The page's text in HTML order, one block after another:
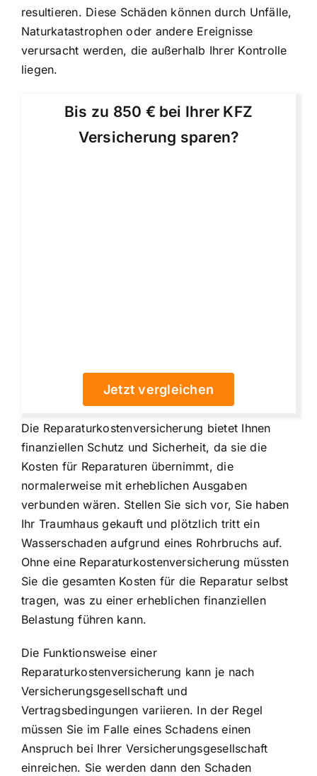
resultieren. Diese Schäden können durch Unfälle,
Naturkatastrophen oder andere Ereignisse
verursacht werden, die außerhalb Ihrer Kontrolle
liegen.
Bis zu 850 € bei Ihrer KFZ
Versicherung sparen?
Jetzt vergleichen
Die Reparaturkostenversicherung bietet Ihnen
finanziellen Schutz und Sicherheit, da siedie
Kosten für Reparaturen übernimmt, die
normalerweise mit erheblichen Ausgaben
verbunden wären. Stellen Sie sich vor, Sie haben
Ihr Traumhaus gekauft und plötzlich tritt ein
Wasserschaden aufgrund eines Rohrbruchs auf.
Ohne eine Reparaturkostenversicherung müssten
Sie die gesamten Kosten für die Reparatur selbst
tragen, was zu einer erheblichen finanziellen
Belastung führen kann.
Die Funktionsweise einer
Reparaturkostenversicherung kann je nach
Versicherungsgesellschaft und
Vertragsbedingungen variieren. In der Regel
müssen Sie im Falle eines Schadens einen
Anspruch bei Ihrer Versicherungsgesellschaft
einreichen. Sie werden dann den Schaden